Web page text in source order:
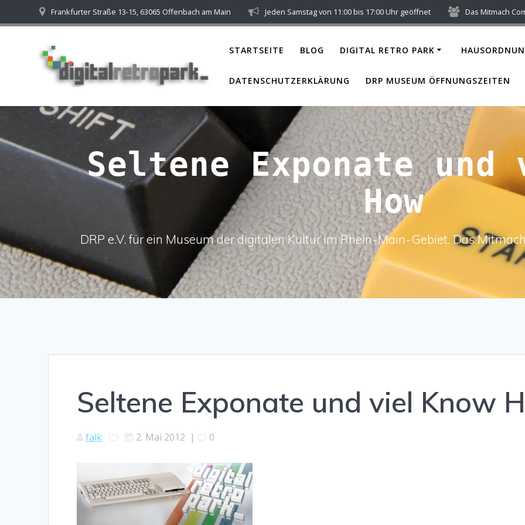
to
Frankfurter Straße 13-15, 63065 Offenbach am Main Jeden Samstag von 11:00 bis 17:00 Uhr geöffnet Das Mitmach
STARTSEITE BLOG DIGITAL RETRO PARK
DATENSCHUTZERKLÄRUNG DRP MUSEUM ÖFFNUNGSZEITEN
Seltene Exponate und
How
DRP e.V. für ein Museum der digitalen Kultur im Rhein-Main-Gebiet. Das
Seltene Exponate und viel Know
falk 2. Mai 2012 | 0